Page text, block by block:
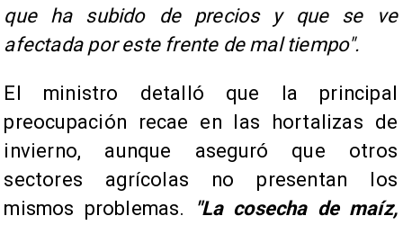
que ha subido de precios y que se ve
afectada por este frente de mal tiempo".
El ministro detalló que la principal
preocupación recae en las hortalizas de
invierno, aunque aseguró que otros
sectores agrícolas no presentan los
mismos problemas.
"La cosecha de maíz,